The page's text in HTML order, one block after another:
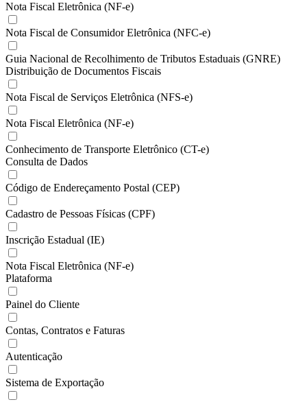
Nota Fiscal Eletrônica (NF-e)
Nota Fiscal de Consumidor Eletrônica (NFC-e)
Guia Nacional de Recolhimento de Tributos Estaduais (GNRE)
Distribuição de Documentos Fiscais
Nota Fiscal de Serviços Eletrônica (NFS-e)
Nota Fiscal Eletrônica (NF-e)
Conhecimento de Transporte Eletrônico (CT-e)
Consulta de Dados
Código de Endereçamento Postal (CEP)
Cadastro de Pessoas Físicas (CPF)
Inscrição Estadual (IE)
Nota Fiscal Eletrônica (NF-e)
Plataforma
Painel do Cliente
Contas, Contratos e Faturas
Autenticação
Sistema de Exportação